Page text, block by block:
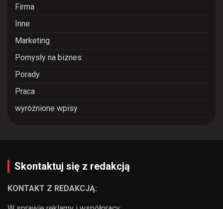
Firma
Inne
Marketing
Pomysły na biznes
Porady
Praca
wyróżnione wpisy
Skontaktuj się z redakcją
KONTAKT Z REDAKCJĄ: